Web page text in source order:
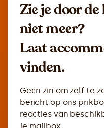
Zie je door
niet meer?
Laat
vinden.
Geen zin om zelf te
bericht op ons
reacties van
je mailbox.